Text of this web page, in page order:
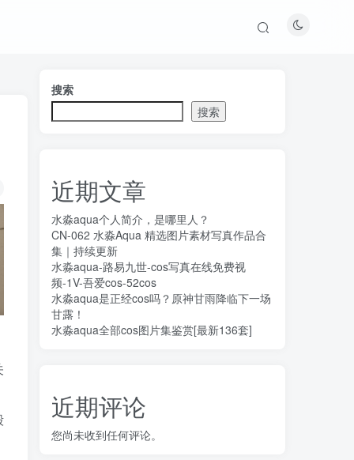
搜索
搜索
近期文章
水淼aqua个人简介，是哪里人？
CN-062 水淼Aqua 精选图片素材写真作品合
集｜持续更新
水淼aqua-路易九世-cos写真在线免费视
频-1V-吾爱cos-52cos
水淼aqua是正经cos吗？原神甘雨降临下一场
甘露！
水淼aqua全部cos图片集鉴赏[最新136套]
近期评论
您尚未收到任何评论。